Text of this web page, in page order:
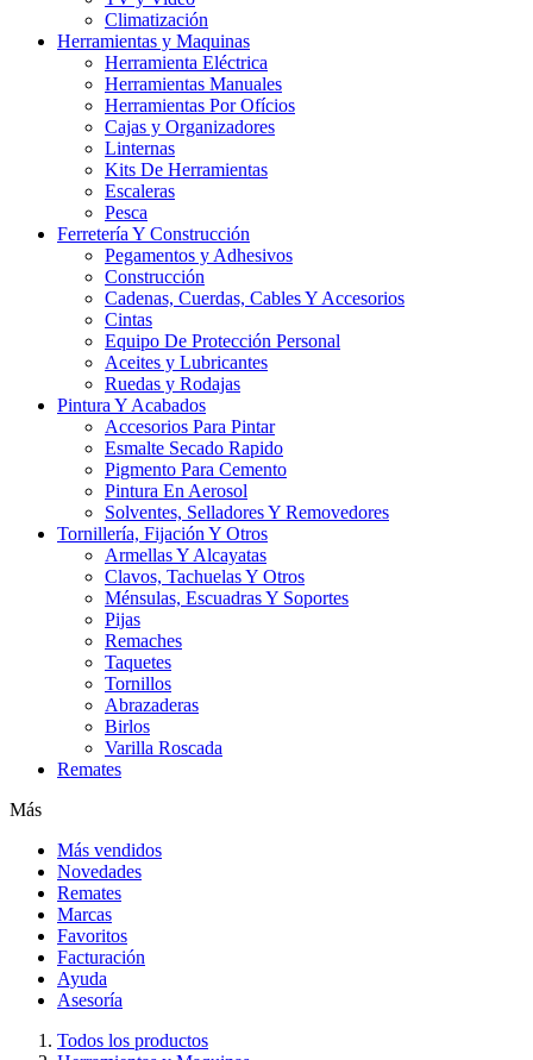
Climatización
Herramientas y Maquinas
Herramienta Eléctrica
Herramientas Manuales
Herramientas Por Ofícios
Cajas y Organizadores
Linternas
Kits De Herramientas
Escaleras
Pesca
Ferretería Y Construcción
Pegamentos y Adhesivos
Construcción
Cadenas, Cuerdas, Cables Y Accesorios
Cintas
Equipo De Protección Personal
Aceites y Lubricantes
Ruedas y Rodajas
Pintura Y Acabados
Accesorios Para Pintar
Esmalte Secado Rapido
Pigmento Para Cemento
Pintura En Aerosol
Solventes, Selladores Y Removedores
Tornillería, Fijación Y Otros
Armellas Y Alcayatas
Clavos, Tachuelas Y Otros
Ménsulas, Escuadras Y Soportes
Pijas
Remaches
Taquetes
Tornillos
Abrazaderas
Birlos
Varilla Roscada
Remates
Más
Más vendidos
Novedades
Remates
Marcas
Favoritos
Facturación
Ayuda
Asesoría
Todos los productos